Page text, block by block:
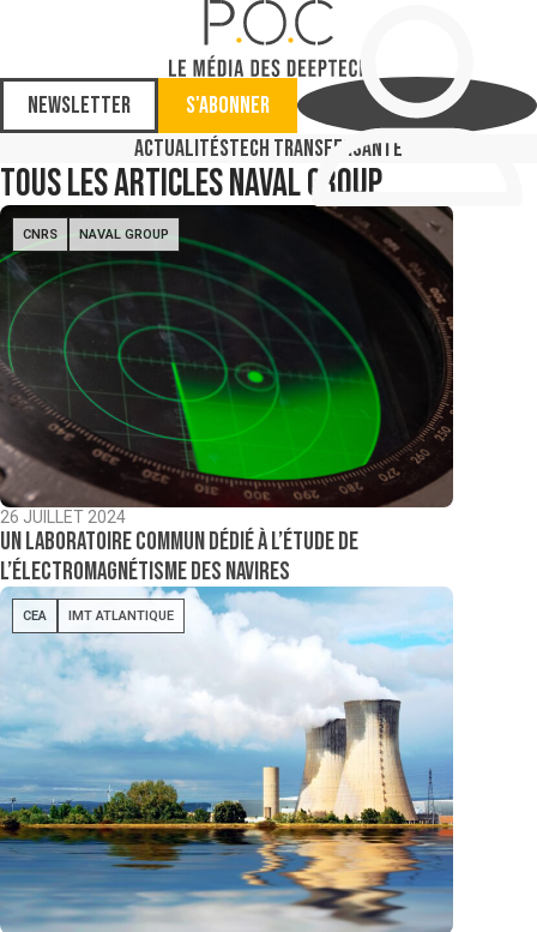
Newsletter
S'abonner
ActualitésTech TransferSanté
Tous les articlesNaval group
CNRS NAVAL GROUP
26 JUILLET 2024
Un laboratoire commun dédié à l’étude de
l’électromagnétisme des navires
CEA IMT ATLANTIQUE